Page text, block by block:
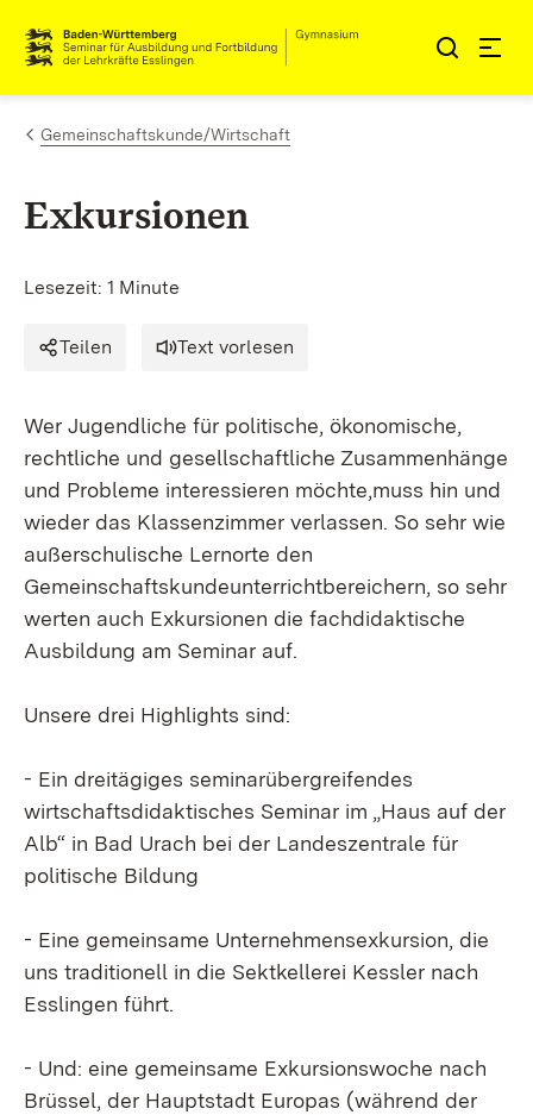
Zum Inhalt springen
Link zur Startseite
Gemeinschaftskunde/Wirtschaft
Exkursionen
Lesezeit: 1 Minute
Teilen Text vorlesen
Wer Jugendliche für politische, ökonomische,
rechtliche und gesellschaftliche Zusammenhänge
und Probleme interessieren möchte,muss hin und
wieder das Klassenzimmer verlassen. So sehr wie
außerschulische Lernorte den
Gemeinschaftskundeunterrichtbereichern, so sehr
werten auch Exkursionen die fachdidaktische
Ausbildung am Seminar auf.
Unsere drei Highlights sind:
- Ein dreitägiges seminarübergreifendes
wirtschaftsdidaktisches Seminar im „Haus auf der
Alb“ in Bad Urach bei der Landeszentrale für
politische Bildung
- Eine gemeinsame Unternehmensexkursion, die
uns traditionell in die Sektkellerei Kessler nach
Esslingen führt.
- Und: eine gemeinsame Exkursionswoche nach
Brüssel, der Hauptstadt Europas (während der